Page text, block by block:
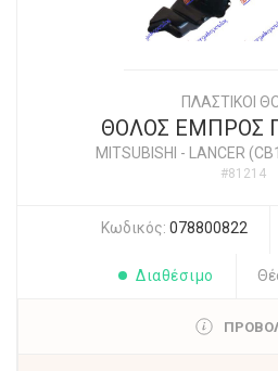
ΠΛΑΣΤΙΚΟΙ
ΘΟΛΟΣ ΕΜΠΡΟΣ
MITSUBISHI - LANCER
#81214
Κωδικός: 078800822
Διαθέσιμο